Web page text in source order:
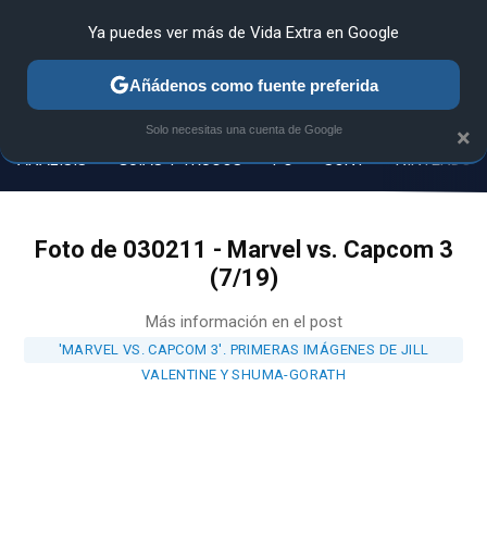
ANÁLISIS GUÍAS Y TRUCOS PC SONY NINTENDO
Foto de 030211 - Marvel vs. Capcom 3
(7/19)
Más información en el post
'MARVEL VS. CAPCOM 3'. PRIMERAS IMÁGENES DE JILL
VALENTINE Y SHUMA-GORATH
×
Ya puedes ver más de Vida Extra en Google
Añádenos como fuente preferida
Solo necesitas una cuenta de Google